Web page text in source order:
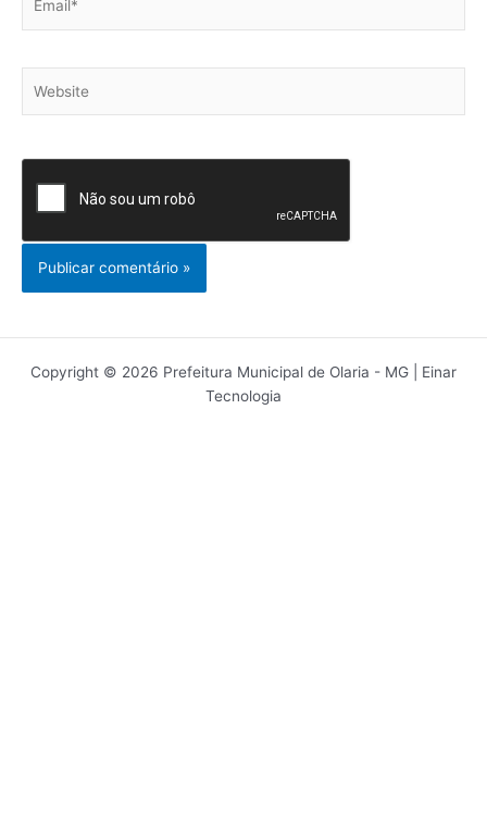
Copyright © 2026 Prefeitura Municipal de Olaria - MG | Einar
Tecnologia